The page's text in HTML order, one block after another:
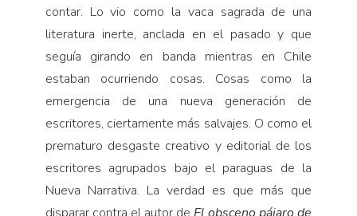
contar. Lo vio como la vaca sagrada de una
literatura inerte, anclada en el pasado y que
seguía girando en banda mientras en Chile
estaban ocurriendo cosas. Cosas como la
emergencia de una nueva generación de
escritores, ciertamente más salvajes. O como el
prematuro desgaste creativo y editorial de los
escritores agrupados bajo el paraguas de la
Nueva Narrativa. La verdad es que más que